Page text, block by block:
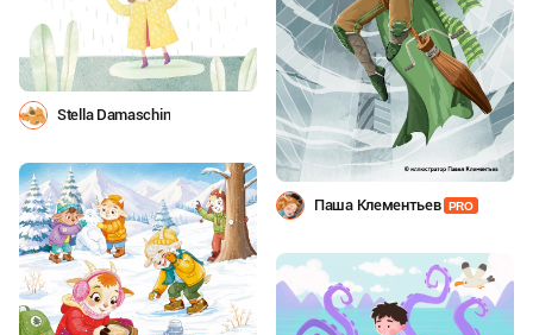
Stella Damaschin
Паша Клементьев PRO